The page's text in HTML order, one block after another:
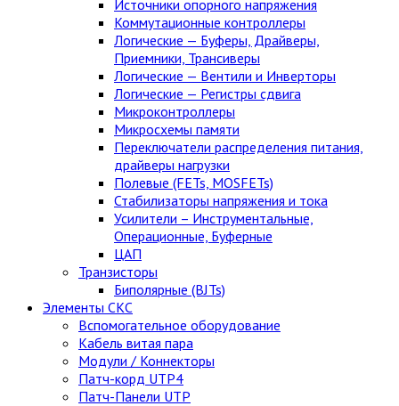
Источники опорного напряжения
Коммутационные контроллеры
Логические — Буферы, Драйверы,
Приемники, Трансиверы
Логические — Вентили и Инверторы
Логические — Регистры сдвига
Микроконтроллеры
Микросхемы памяти
Переключатели распределения питания,
драйверы нагрузки
Полевые (FETs, MOSFETs)
Стабилизаторы напряжения и тока
Усилители – Инструментальные,
Операционные, Буферные
ЦАП
Транзисторы
Биполярные (BJTs)
Элементы СКС
Вспомогательное оборудование
Кабель витая пара
Модули / Коннекторы
Патч-корд UTP4
Патч-Панели UTP